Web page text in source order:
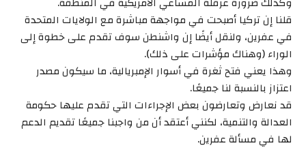
قلنا إن تركيا أصبحت في مواجهة مباشرة مع الولايات المتحدة
في عفرين، ولنقل أيضًا إن واشنطن سوف تقدم على خطوة إلى
الوراء (وهناك مؤشرات على ذلك).
وهذا يعني فتح ثغرة في أسوار الإمبريالية، ما سيكون مصدر
اعتزاز بالنسبة لنا جميعًا.
قد نعارض وتعارضون بعض الإجراءات التي تقدم عليها حكومة
العدالة والتنمية، لكنني أعتقد أن من واجبنا جميعًا تقديم الدعم
لها في مسألة عفرين.